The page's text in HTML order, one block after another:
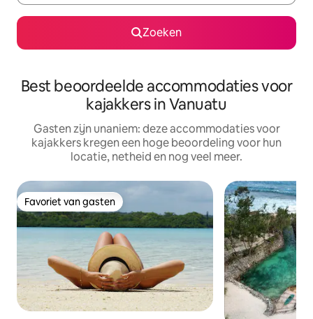
Zoeken
Best beoordeelde accommodaties voor
kajakkers in Vanuatu
Gasten zijn unaniem: deze accommodaties voor
kajakkers kregen een hoge beoordeling voor hun
locatie, netheid en nog veel meer.
Favoriet van gasten
Favoriet van gasten